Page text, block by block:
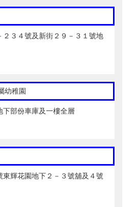
２３４號及新街２９－３１號地
幼稚園
部份車庫及一樓全層
東輝花園地下２－３號舖及４號